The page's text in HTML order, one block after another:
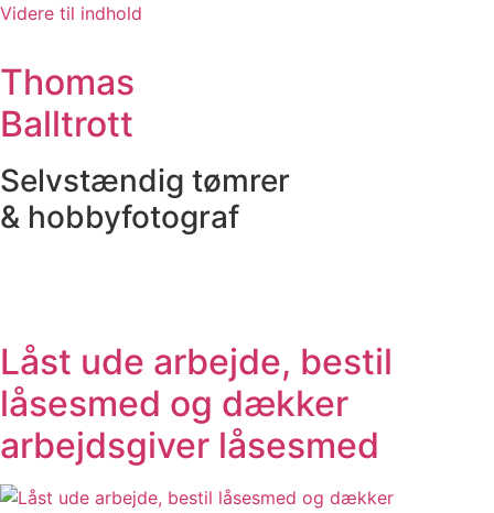
Videre til indhold
Thomas
Balltrott
Selvstændig tømrer
& hobbyfotograf
Låst ude arbejde, bestil
låsesmed og dækker
arbejdsgiver låsesmed